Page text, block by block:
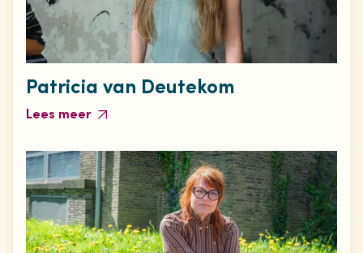
Patricia van Deutekom
Lees meer